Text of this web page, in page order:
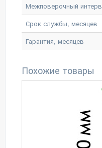
Межповерочный
Срок службы, месяцев
Гарантия, месяцев
Похожие товары